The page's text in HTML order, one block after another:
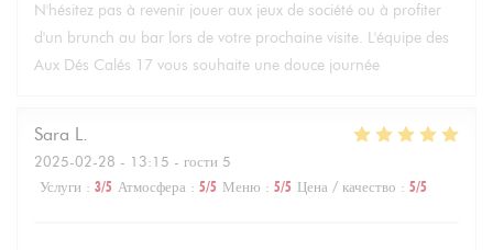
N'hésitez pas à revenir jouer aux jeux de société ou à profiter
d'un brunch au bar lors de votre prochaine visite. L'équipe des
Aux Dés Calés 17 vous souhaite une douce journée
Sara L
2025-02-28 - 13:15 - гости 5
Услуги : 3/5 Атмосфера : 5/5 Меню : 5/5 Цена / качество : 5/5